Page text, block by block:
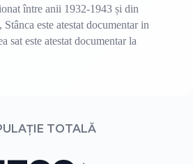
între anii 1932-1943 și din
este atestat documentar in
sat este atestat documentar la
TOTALĂ